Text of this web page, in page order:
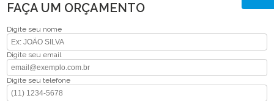
FAÇA UM ORÇAMENTO
Digite seu nome
Digite seu email
Digite seu telefone